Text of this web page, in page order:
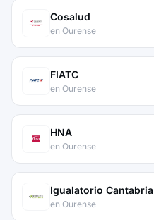
Cosalud
en Ourense
FIATC
en Ourense
HNA
en Ourense
Igualatorio Cantabria
en Ourense